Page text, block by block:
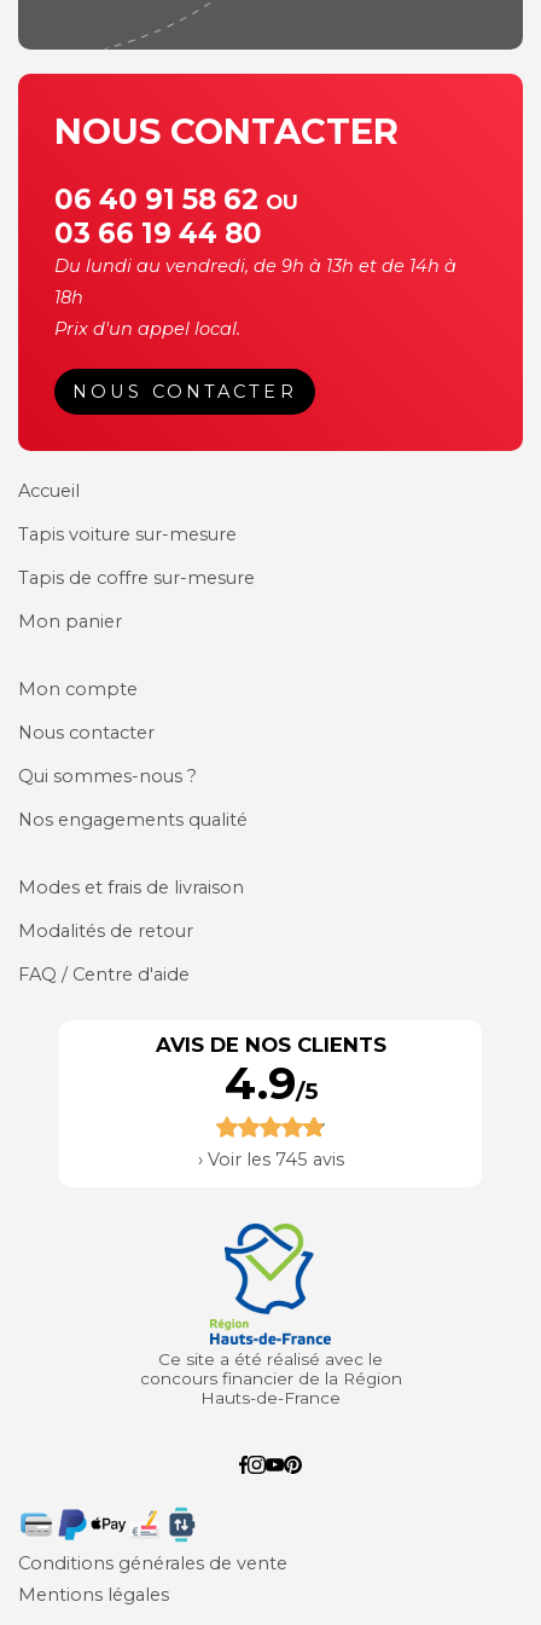
NOUS CONTACTER
06 40 91 58 62 OU
03 66 19 44 80
Du lundi au vendredi, de 9h à 13h et de 14h à
18h
Prix d'un appel local.
NOUS CONTACTER
Accueil
Tapis voiture sur-mesure
Tapis de coffre sur-mesure
Mon panier
Mon compte
Nous contacter
Qui sommes-nous ?
Nos engagements qualité
Modes et frais de livraison
Modalités de retour
FAQ / Centre d'aide
AVIS DE NOS CLIENTS
4.9/5
› Voir les 745 avis
Ce site a été réalisé avec le
concours financier de la Région
Hauts-de-France
Conditions générales de vente
Mentions légales